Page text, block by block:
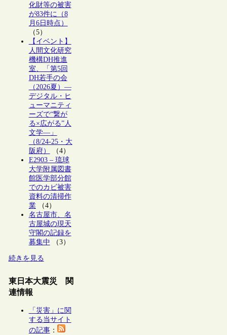
化財等の被害
が83件に（8
月6日時点）
（5）
【イベント】
人間文化研究
機構DH推進
室、「第5回
DH若手の会
（2026夏）―
デジタル・ヒ
ューマニティ
ーズで“繋が
る×広がる”人
文学―」
（8/24-25・大
阪府）
（4）
E2903 – 琉球
大学附属図書
館医学部分館
でのカビ被害
資料の清掃作
業（4）
名古屋市、名
古屋城の現天
守閣の記録を
募集中 （3）
続きを見る
東日本大震災 関
連情報
「災害」に関
する当サイト
の記事：